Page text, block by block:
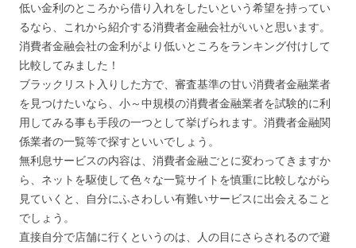
低い金利のところから借り入れをしたいという希望を持ってい
るなら、これから紹介する消費者金融会社がいいと思います。
消費者金融会社の金利がより低いところをランキング付けして
比較してみました！
ブラックリスト入りした方で、審査基準の甘い消費者金融業者
を見つけたいなら、小～中規模の消費者金融業者を試験的に利
用してみる事も手段の一つとして挙げられます。消費者金融関
係業者の一覧等で探すといいでしょう。
無利息サービスの内容は、消費者金融ごとに変わってきますか
ら、ネットを駆使して色々な一覧サイトを慎重に比較しながら
見ていくと、自分にふさわしい有難いサービスに出会えること
でしょう。
直接自分で店舗に行くというのは、人の目にさらされるので避